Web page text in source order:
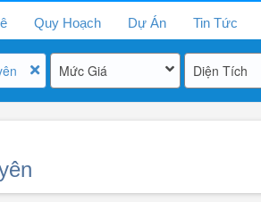
Quy Hoạch Dự Án Tin Tức
Mức Giá Diện Tích